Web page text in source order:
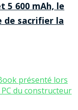
5 600 mAh, le
sacrifier la